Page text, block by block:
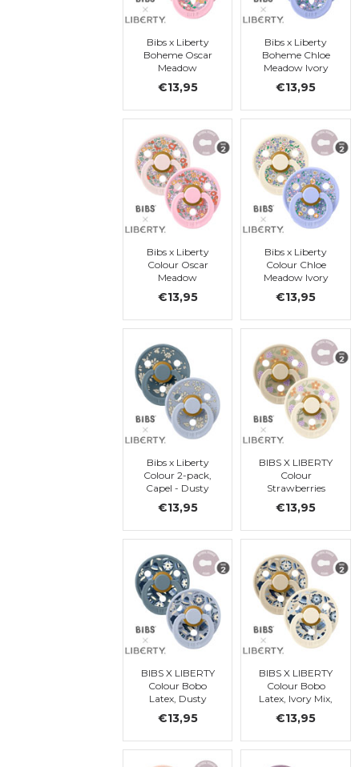
Bibs x Liberty
Boheme Oscar
Meadow
Latex, Taille 2
€13,95
Bibs x Liberty
Boheme Chloe
Meadow Ivory
€13,95
Bibs x Liberty
Colour Oscar
Meadow
Blossom Mix
Latex, taille 2
€13,95
Bibs x Liberty
Colour Chloe
Meadow Ivory
Mix Látex, taille
2
€13,95
Bibs x Liberty
Colour 2-pack,
Capel - Dusty
€13,95
BIBS X LIBERTY
Colour
Strawberries
Latex, Ivory Mix
€13,95
BIBS X LIBERTY
Colour Bobo
Latex, Dusty
€13,95
BIBS X LIBERTY
Colour Bobo
Latex, Ivory Mix,
€13,95